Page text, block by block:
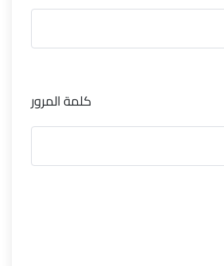
كلمة المرور